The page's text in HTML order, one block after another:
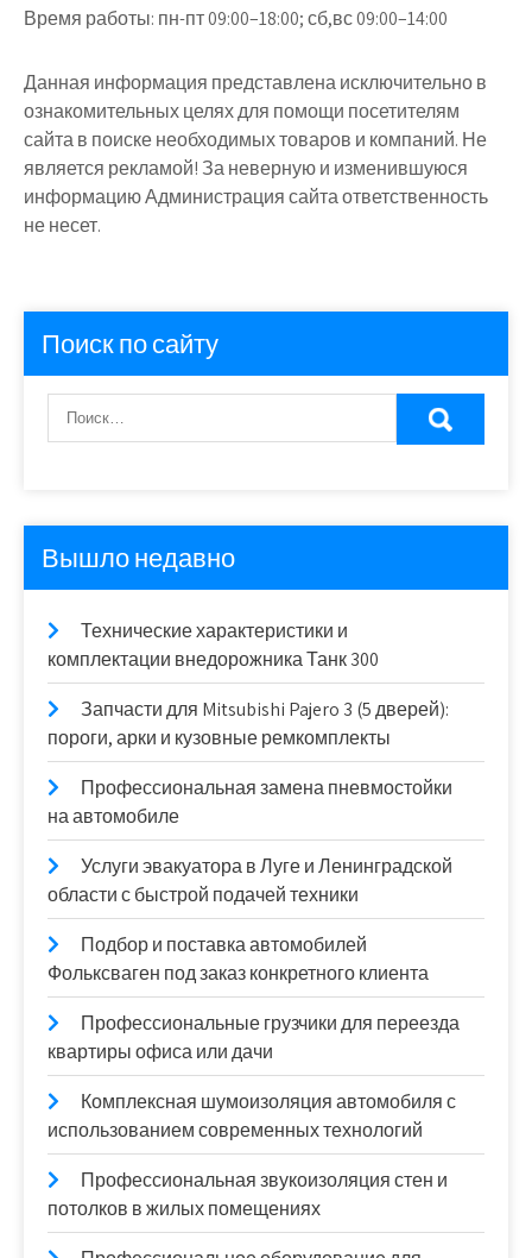
Время работы: пн-пт 09:00–18:00; сб,вс 09:00–14:00
Данная информация представлена исключительно в
ознакомительных целях для помощи посетителям
сайта в поиске необходимых товаров и компаний. Не
является рекламой! За неверную и изменившуюся
информацию Администрация сайта ответственность
не несет.
Поиск по сайту
Вышло недавно
Технические характеристики и
комплектации внедорожника Танк 300
Запчасти для Mitsubishi Pajero 3 (5 дверей):
пороги, арки и кузовные ремкомплекты
Профессиональная замена пневмостойки
на автомобиле
Услуги эвакуатора в Луге и Ленинградской
области с быстрой подачей техники
Подбор и поставка автомобилей
Фольксваген под заказ конкретного клиента
Профессиональные грузчики для переезда
квартиры офиса или дачи
Комплексная шумоизоляция автомобиля с
использованием современных технологий
Профессиональная звукоизоляция стен и
потолков в жилых помещениях